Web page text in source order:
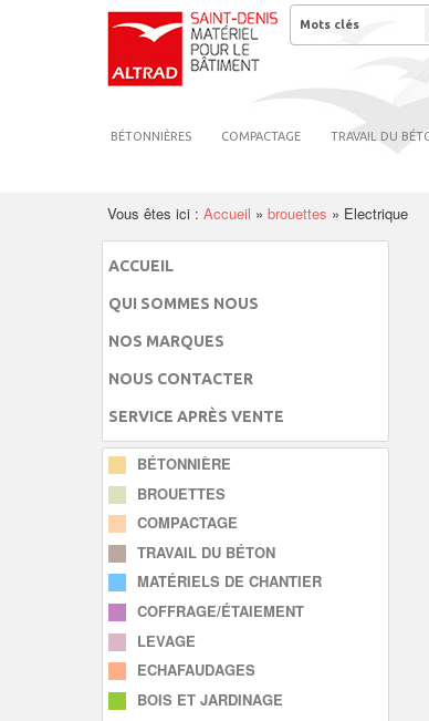
BÉTONNIÈRES COMPACTAGE TRAVAIL DU
Vous êtes ici : Accueil » brouettes » Electrique
ACCUEIL
QUI SOMMES NOUS
NOS MARQUES
NOUS CONTACTER
SERVICE APRÈS VENTE
BÉTONNIÈRE
BROUETTES
COMPACTAGE
TRAVAIL DU BÉTON
MATÉRIELS DE CHANTIER
COFFRAGE/ÉTAIEMENT
LEVAGE
ECHAFAUDAGES
BOIS ET JARDINAGE